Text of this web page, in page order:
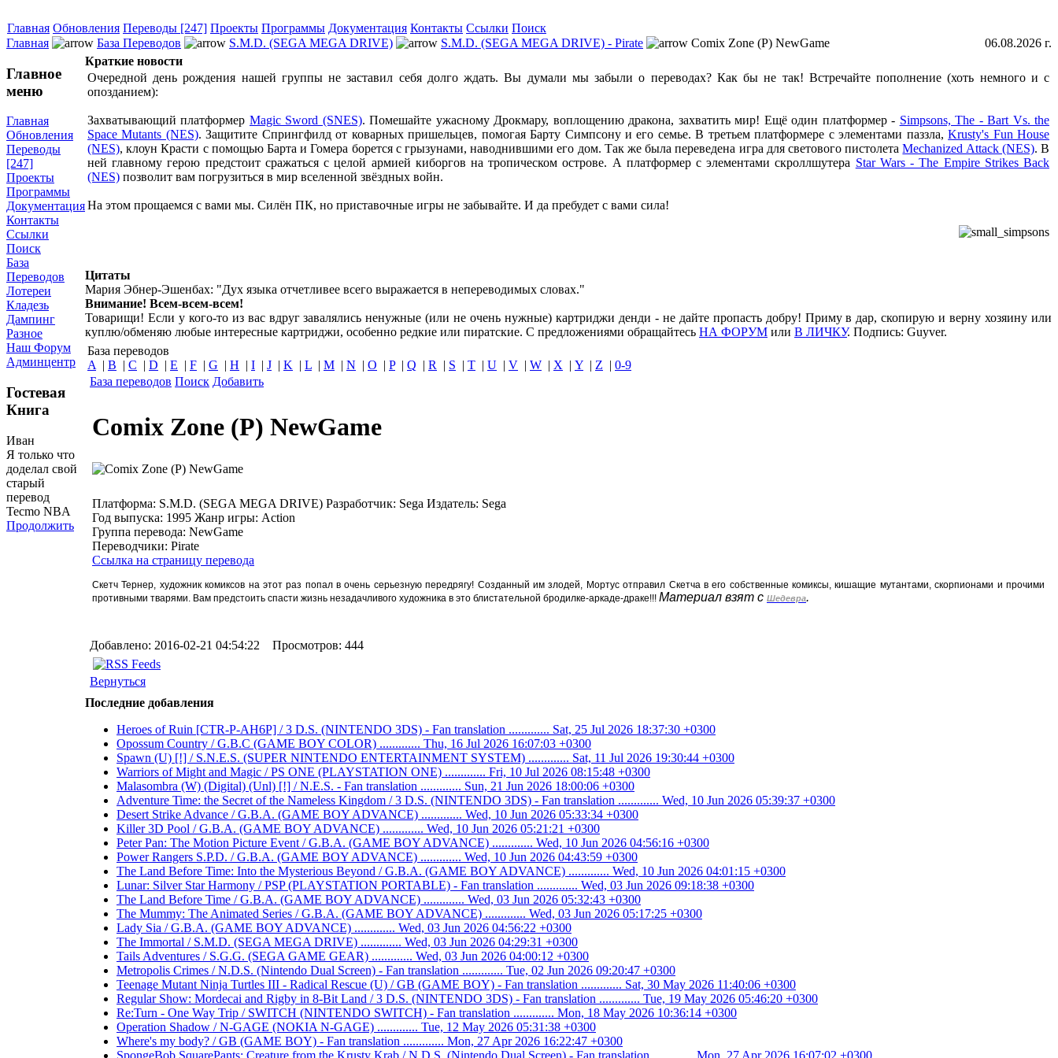
Главная Обновления Переводы [247] Проекты Программы Документация Контакты Ссылки Поиск
Главная
База Переводов S.M.D. (SEGA MEGA DRIVE) S.M.D. (SEGA MEGA DRIVE) - Pirate Comix Zone (P) NewGame 06.08.2026 г.
Главное
меню
Главная
Обновления
Переводы
[247]
Проекты
Программы
Документация
Контакты
Ссылки
Поиск
База
Переводов
Лотереи
Кладезь
Дампинг
Разное
Наш Форум
Админцентр
Гостевая
Книга
Иван
Я только что
доделал свой
старый
перевод
Tecmo NBA
Продолжить
Краткие новости
Очередной день рождения нашей группы не заставил себя долго ждать. Вы думали мы забыли о переводах? Как бы не так! Встречайте пополнение (хоть немного и с
опозданием):
Захватывающий платформер Magic Sword (SNES). Помешайте ужасному Дрокмару, воплощению дракона, захватить мир! Ещё один платформер - Simpsons, The - Bart Vs. the
Space Mutants (NES). Защитите Спрингфилд от коварных пришельцев, помогая Барту Симпсону и его семье. В третьем платформере с элементами паззла,Krusty's Fun House
(NES), клоун Красти с помощью Барта и Гомера борется с грызунами, наводнившими его дом. Так же была переведена игра для светового пистолетаMechanized Attack (NES). В
ней главному герою предстоит сражаться с целой армией киборгов на тропическом острове. А платформер с элементами скроллшутера Star Wars - The Empire Strikes Back
(NES) позволит вам погрузиться в мир вселенной звёздных войн.
На этом прощаемся с вами мы. Силён ПК, но приставочные игры не забывайте. И да пребудет с вами сила!
Цитаты
Мария Эбнер-Эшенбах: "Дух языка отчетливее всего выражается в непереводимых словах."
Внимание! Всем-всем-всем!
Товарищи! Если у кого-то из вас вдруг завалялись ненужные (или не очень нужные) картриджи денди - не дайте пропасть добру! Приму в дар, скопирую и верну хозяину или
куплю/обменяю любые интересные картриджи, особенно редкие или пиратские. С предложениями обращайтесь НА ФОРУМ или В ЛИЧКУ. Подпись: Guyver.
База переводов
A | B | C | D | E | F | G | H | I | J | K | L | M | N | O | P| Q | R | S | T | U | V | W | X | Y | Z | 0-9
База переводов Поиск Добавить
Comix Zone (P) NewGame
Платформа: S.M.D. (SEGA MEGA DRIVE) Разработчик: Sega Издатель: Sega
Год выпуска: 1995 Жанр игры: Action
Группа перевода: NewGame
Переводчики: Pirate
Ссылка на страницу перевода
Скетч Тернер, художник комиксов на этот раз попал в очень серьезную передрягу! Созданный им злодей, Мортус отправил Скетча в его собственные комиксы, кишащие мутантами, скорпионами и прочими
противными тварями. Вам предстоить спасти жизнь незадачливого художника в это блистательной бродилке-аркаде-драке!!! Материал взят с Шедевра.
Добавлено: 2016-02-21 04:54:22 Просмотров: 444
Вернуться
Последние добавления
Heroes of Ruin [CTR-P-AH6P] / 3 D.S. (NINTENDO 3DS) - Fan translation ............. Sat, 25 Jul 2026 18:37:30 +0300
Opossum Country / G.B.C (GAME BOY COLOR) ............. Thu, 16 Jul 2026 16:07:03 +0300
Spawn (U) [!] / S.N.E.S. (SUPER NINTENDO ENTERTAINMENT SYSTEM) ............. Sat, 11 Jul 2026 19:30:44 +0300
Warriors of Might and Magic / PS ONE (PLAYSTATION ONE) ............. Fri, 10 Jul 2026 08:15:48 +0300
Malasombra (W) (Digital) (Unl) [!] / N.E.S. - Fan translation ............. Sun, 21 Jun 2026 18:00:06 +0300
Adventure Time: the Secret of the Nameless Kingdom / 3 D.S. (NINTENDO 3DS) - Fan translation ............. Wed, 10 Jun 2026 05:39:37 +0300
Desert Strike Advance / G.B.A. (GAME BOY ADVANCE) ............. Wed, 10 Jun 2026 05:33:34 +0300
Killer 3D Pool / G.B.A. (GAME BOY ADVANCE) ............. Wed, 10 Jun 2026 05:21:21 +0300
Peter Pan: The Motion Picture Event / G.B.A. (GAME BOY ADVANCE) ............. Wed, 10 Jun 2026 04:56:16 +0300
Power Rangers S.P.D. / G.B.A. (GAME BOY ADVANCE) ............. Wed, 10 Jun 2026 04:43:59 +0300
The Land Before Time: Into the Mysterious Beyond / G.B.A. (GAME BOY ADVANCE) ............. Wed, 10 Jun 2026 04:01:15 +0300
Lunar: Silver Star Harmony / PSP (PLAYSTATION PORTABLE) - Fan translation ............. Wed, 03 Jun 2026 09:18:38 +0300
The Land Before Time / G.B.A. (GAME BOY ADVANCE) ............. Wed, 03 Jun 2026 05:32:43 +0300
The Mummy: The Animated Series / G.B.A. (GAME BOY ADVANCE) ............. Wed, 03 Jun 2026 05:17:25 +0300
Lady Sia / G.B.A. (GAME BOY ADVANCE) ............. Wed, 03 Jun 2026 04:56:22 +0300
The Immortal / S.M.D. (SEGA MEGA DRIVE) ............. Wed, 03 Jun 2026 04:29:31 +0300
Tails Adventures / S.G.G. (SEGA GAME GEAR) ............. Wed, 03 Jun 2026 04:00:12 +0300
Metropolis Crimes / N.D.S. (Nintendo Dual Screen) - Fan translation ............. Tue, 02 Jun 2026 09:20:47 +0300
Teenage Mutant Ninja Turtles III - Radical Rescue (U) / GB (GAME BOY) - Fan translation ............. Sat, 30 May 2026 11:40:06 +0300
Regular Show: Mordecai and Rigby in 8-Bit Land / 3 D.S. (NINTENDO 3DS) - Fan translation ............. Tue, 19 May 2026 05:46:20 +0300
Re:Turn - One Way Trip / SWITCH (NINTENDO SWITCH) - Fan translation ............. Mon, 18 May 2026 10:36:14 +0300
Operation Shadow / N-GAGE (NOKIA N-GAGE) ............. Tue, 12 May 2026 05:31:38 +0300
Where's my body? / GB (GAME BOY) - Fan translation ............. Mon, 27 Apr 2026 16:22:47 +0300
SpongeBob SquarePants: Creature from the Krusty Krab / N.D.S. (Nintendo Dual Screen) - Fan translation ............. Mon, 27 Apr 2026 16:07:02 +0300